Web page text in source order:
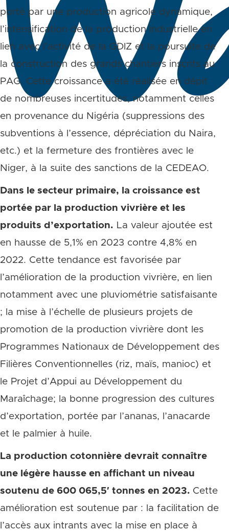
porté par une production agricole dynamique,
l’intensification de la production industrielle en
lien avec l’activité de la GDIZ et la poursuite de
la construction des grands chantiers inscrits au
PAG. Cette croissance a été réalisée en dépit
de nombreuses incertitudes, notamment celles
en provenance du Nigéria (suppressions des
subventions à l’essence, dépréciation du Naira,
etc.) et la fermeture des frontières avec le
Niger, à la suite des sanctions de la CEDEAO.
Dans le secteur primaire, la croissance est
portée par la production vivrière et les
produits d’exportation. La valeur ajoutée est
en hausse de 5,1% en 2023 contre 4,8% en
2022. Cette tendance est favorisée par
l’amélioration de la production vivrière, en lien
notamment avec une pluviométrie satisfaisante
; la mise à l’échelle de plusieurs projets de
promotion de la production vivrière dont les
Programmes Nationaux de Développement des
Filières Conventionnelles (riz, maïs, manioc) et
le Projet d’Appui au Développement du
Maraîchage; la bonne progression des cultures
d’exportation, portée par l’ananas, l’anacarde
et le palmier à huile.
La production cotonnière devrait connaître
une légère hausse en affichant un niveau
soutenu de 600 065,5′ tonnes en 2023. Cette
amélioration est soutenue par : la facilitation de
l’accès aux intrants avec la mise en place à